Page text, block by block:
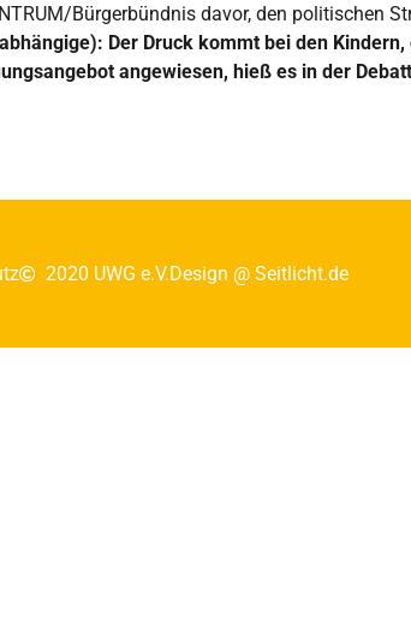
Bürgerbündnis davor, den politischen
Der Druck kommt bei den
angewiesen, hieß es in der
2020 UWG e.V.Design @ Seitlicht.de